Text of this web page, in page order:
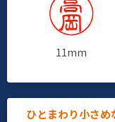
11mm
ひとまわり小さめ